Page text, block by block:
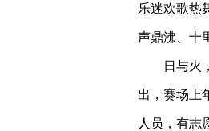
乐迷欢歌热
声鼎沸、十
日与火
出，赛场上
人员，有志